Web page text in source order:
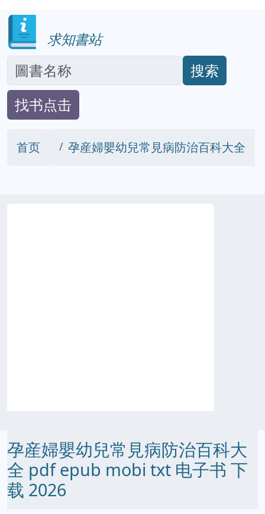
求知書站
搜索
找书点击
首页 孕産婦嬰幼兒常見病防治百科大全
孕産婦嬰幼兒常見病防治百科大
全 pdf epub mobi txt 电子书 下
载 2026